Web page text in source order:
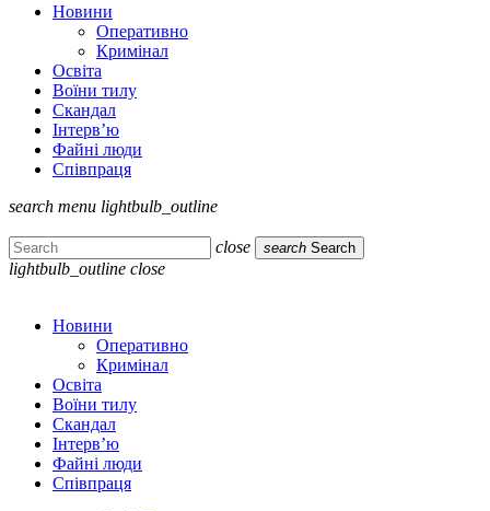
Новини
Оперативно
Кримінал
Освіта
Воїни тилу
Скандал
Інтерв’ю
Файні люди
Співпраця
search menu lightbulb_outline
close search Search
lightbulb_outline close
Новини
Оперативно
Кримінал
Освіта
Воїни тилу
Скандал
Інтерв’ю
Файні люди
Співпраця